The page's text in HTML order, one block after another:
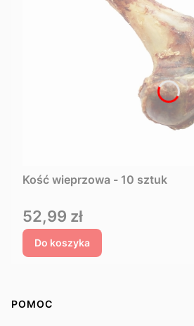
Kość wieprzowa - 10 sztuk
Cena
52,99 zł
Do koszyka
Linki w stopce
POMOC